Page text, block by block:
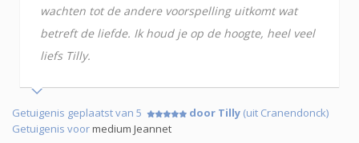
wachten tot de andere voorspelling uitkomt wat
betreft de liefde. Ik houd je op de hoogte, heel veel
liefs Tilly.
Getuigenis geplaatst van 5 door Tilly (uit Cranendonck)
Getuigenis voormedium Jeannet